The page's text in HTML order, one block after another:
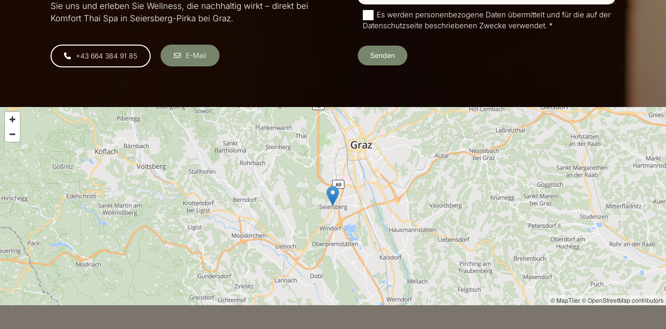
Sie uns und erleben Sie Wellness, die nachhaltig wirkt – direkt bei
Komfort Thai Spa in Seiersberg-Pirka bei Graz.
+43 664 384 91 85 E-Mail
Es werden personenbezogene Daten übermittelt und für die auf der
Datenschutzseite beschriebenen Zwecke verwendet. *
© MapTiler© OpenStreetMap contributors